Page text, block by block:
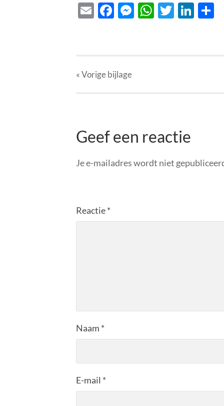
EmailFacebook
Messenger
« Vorigebijlage
Geef een reactie
Je e-mailadres wordt niet
Reactie*
Naam *
E-mail *